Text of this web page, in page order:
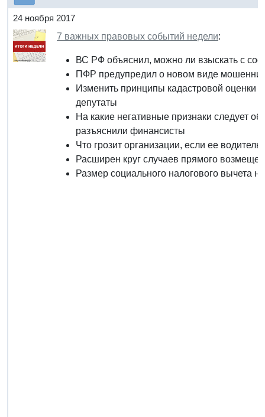
24 ноября 2017
7 важных правовых событий недели:
ВС РФ объяснил, можно ли взыскать с
ПФР предупредил о новом виде
Изменить принципы кадастровой оценки
депутаты
На какие негативные признаки следует
разъяснили финансисты
Что грозит организации, если ее
Расширен круг случаев прямого
Размер социального налогового вычета